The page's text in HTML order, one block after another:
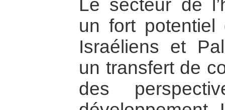
Le secteur de
un fort potentiel
Israéliens et
un transfert de
des